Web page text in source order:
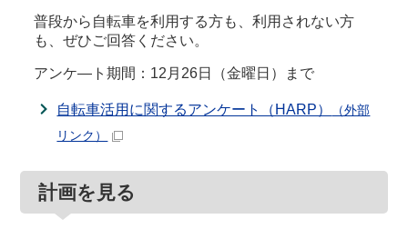
普段から自転車を利用する方も、利用されない方
も、ぜひご回答ください。
アンケ―ト期間：12月26日（金曜日）まで
自転車活用に関するアンケート（HARP）
（外部
リンク）
計画を見る